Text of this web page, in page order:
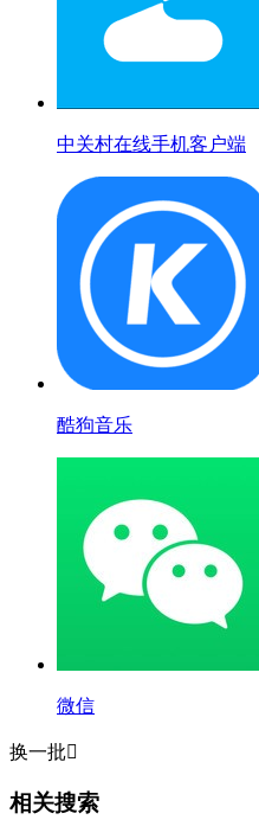
中关村在线手机客户端
酷狗音乐
微信
换一批
相关搜索